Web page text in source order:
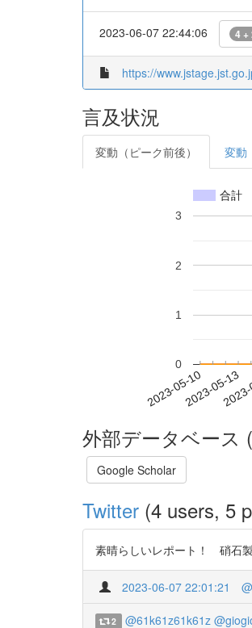
2023-06-07 22:44:06 4 +
https://
言及状況
変動（ピーク前後） 変動
合計
2023-05-102023-05-13
0
1
2
3
外部データベース
Google Scholar
Twitter (4 users, 5
素晴らしいレポート！ 硝石
2023-06-07 22:01:21
2 @61k61z61k61z